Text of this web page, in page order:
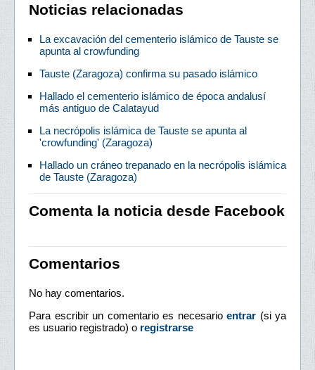
Noticias relacionadas
La excavación del cementerio islámico de Tauste se
apunta al crowfunding
Tauste (Zaragoza) confirma su pasado islámico
Hallado el cementerio islámico de época andalusí
más antiguo de Calatayud
La necrópolis islámica de Tauste se apunta al
'crowfunding' (Zaragoza)
Hallado un cráneo trepanado en la necrópolis islámica
de Tauste (Zaragoza)
Comenta la noticia desde Facebook
Comentarios
No hay comentarios.
Para escribir un comentario es necesario entrar (si ya
es usuario registrado) o registrarse